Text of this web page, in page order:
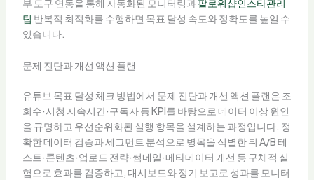
부 도구 연동을 통해 자동화된 모니터링과팔로워샵인스타관리
팁 반복적 최적화를 수행하면 목표 달성 속도와 정확도를 높일 수
있습니다.
문제 진단과 개선 액션 플랜
유튜브 목표 달성 체크 방법에서 문제 진단과 개선 액션 플랜은 조
회수·시청 지속시간·구독자 등 KPI를 바탕으로 데이터 이상 원인
을 규명하고 우선순위화된 실행 항목을 설계하는 과정입니다. 정
확한 데이터 검증과 세그먼트 분석으로 병목을 식별한 뒤 A/B 테
스트·콘텐츠·업로드 전략·썸네일·메타데이터 개선 등 구체적 실
험으로 효과를 검증하고, 대시보드와 정기 보고로 성과를 모니터